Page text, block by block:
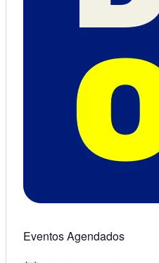
Eventos Agendados